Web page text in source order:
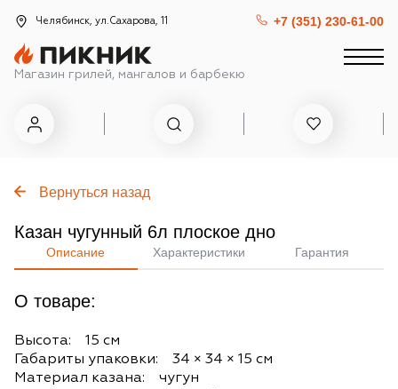
Челябинск, ул.Сахарова, 11 +7 (351) 230-61-00
Магазин грилей, мангалов и барбекю
Вернуться назад
Казан чугунный 6л плоское дно
Описание Характеристики Гарантия
О товаре:
Высота: 15 см
Габариты упаковки: 34 × 34 × 15 см
Материал казана: чугун